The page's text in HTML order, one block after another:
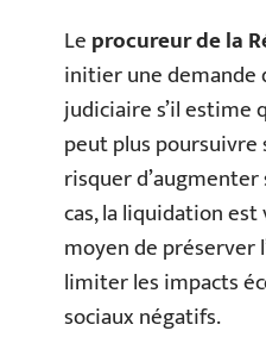
Leprocureur de la
initier une demande
judiciaire s’il estime
peut plus poursuivre
risquer d’augmenter
cas, la liquidation
moyen de préserver
limiter les impacts
sociaux négatifs.